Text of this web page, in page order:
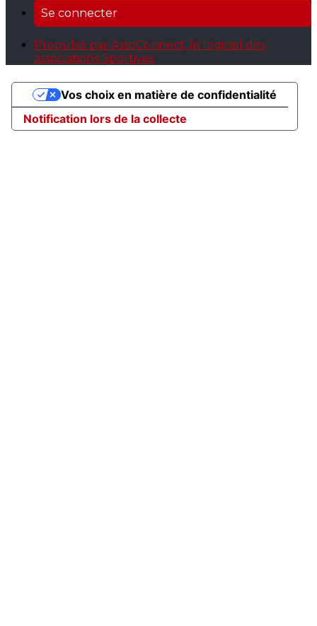
Se connecter
Propulsé par AssoConnect, le logiciel des
associations Sportives
Notification lors de la collecte
Vos choix en matière de confidentialité